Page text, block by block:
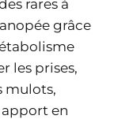
rares à
grâce
les prises,
mulots,
apport en